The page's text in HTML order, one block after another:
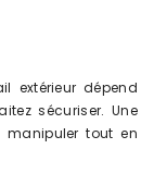
extérieur dépend
sécuriser. Une
tout en